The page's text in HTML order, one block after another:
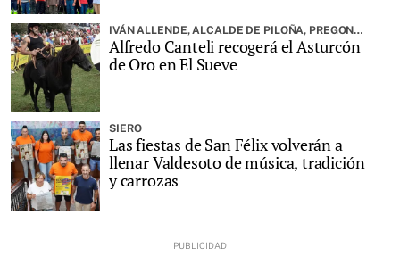
IVÁN ALLENDE, ALCALDE DE PILOÑA, PREGONARÁ LA FIESTA
Alfredo Canteli recogerá el Asturcón
de Oro en El Sueve
SIERO
Las fiestas de San Félix volverán a
llenar Valdesoto de música, tradición
y carrozas